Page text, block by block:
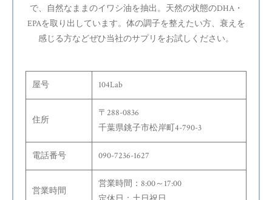
で、自然なままのイワシ油を抽出。天然の状態のDHA・
EPAを取り出しています。体の調子を整えたい方、衰えを
感じる方などぜひ当社のサプリをお試しください。
屋号 104Lab
住所
〒288-0836
千葉県銚子市松岸町4-790-3
電話番号 090-7236-1627
営業時間
営業時間：8:00～17:00